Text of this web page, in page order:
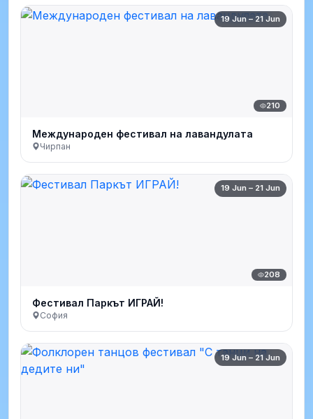
19 Jun – 21 Jun
210
Международен фестивал на лавандулата
Чирпан
19 Jun – 21 Jun
208
Фестивал Паркът ИГРАЙ!
София
19 Jun – 21 Jun